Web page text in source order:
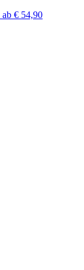
ab € 54,90